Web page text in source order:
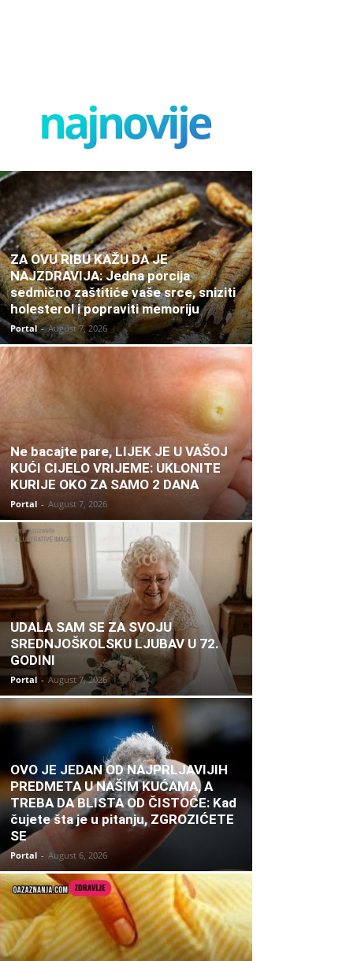
najnovije
ZA OVU RIBU KAŽU DA JE
NAJZDRAVIJA: Jedna porcija
sedmično zaštitiće vaše srce, sniziti
holesterol i popraviti memoriju
Portal - August 7, 2026
Ne bacajte pare, LIJEK JE U VAŠOJ
KUĆI CIJELO VRIJEME: UKLONITE
KURIJE OKO ZA SAMO 2 DANA
Portal - August 7, 2026
UDALA SAM SE ZA SVOJU
SREDNJOŠKOLSKU LJUBAV U 72.
GODINI
Portal - August 7, 2026
OVO JE JEDAN OD NAJPRLJAVIJIH
PREDMETA U NAŠIM KUĆAMA, A
TREBA DA BLISTA OD ČISTOĆE: Kad
čujete šta je u pitanju, ZGROZIĆETE
SE
Portal - August 6, 2026